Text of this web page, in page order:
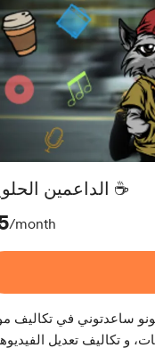
الداعمين الحلوين ☕️
/month
شهريا، بتكونو ساعدتوني في تكاليف